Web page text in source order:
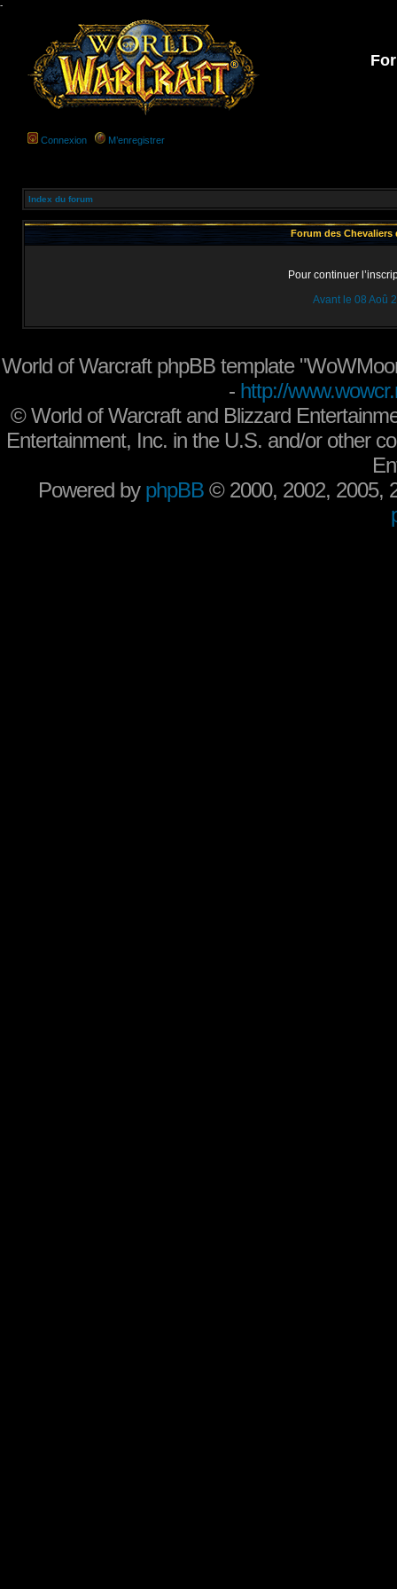
-
Connexion M’enregistrer
Index du forum
Forum des
Pour continuer
Avant le 08 Aoû
World of Warcraft phpBB template
- http://
©World of Warcraft and Blizzard
Entertainment, Inc. in the U.S. and/or other
Powered by phpBB © 2000, 2002, 2005,